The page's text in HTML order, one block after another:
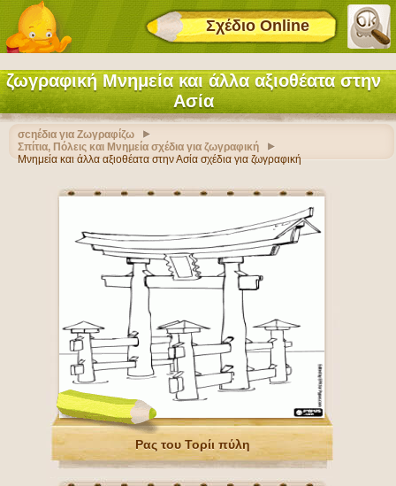
Σχέδιο Online
ζωγραφική Μνημεία και άλλα αξιοθέατα στην
Ασία
σcηέδια για Ζωγραφίζω
Σπίτια, Πόλεις και Μνημεία σχέδια για ζωγραφική
Μνημεία και άλλα αξιοθέατα στην Ασία σχέδια για ζωγραφική
Ρας του Τορίι πύλη